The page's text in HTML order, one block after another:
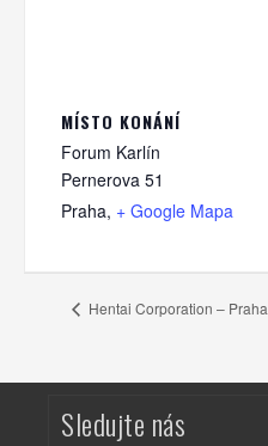
MÍSTO KONÁNÍ
Forum Karlín
Pernerova 51
Praha, + Google Mapa
Hentai Corporation – Praha
Sledujte nás